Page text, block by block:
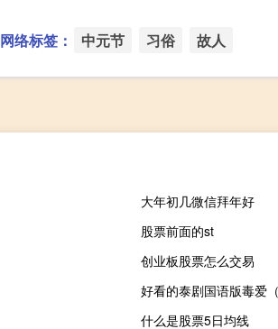
网络标签： 中元节 习俗 故人
大年初几微信拜年好
股票前面的st
创业板股票怎么交易
好看的泰剧国语版毒爱
什么是股票5日均线